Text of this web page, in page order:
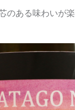
のある味わいが楽